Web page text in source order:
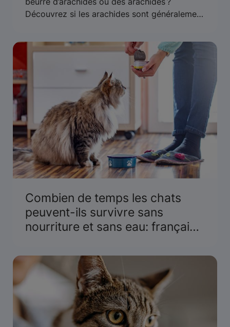
leur sécurité
Découvrez si les arachides sont généralement
xylitol.
Combien de temps les chats
peuvent-ils survivre sans
nourriture et sans eau: français
référencement